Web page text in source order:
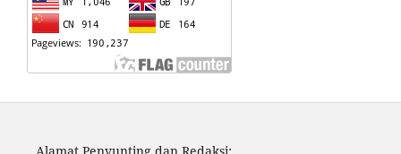
Alamat Penyunting dan Redaksi: